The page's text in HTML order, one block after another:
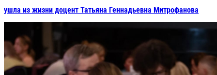
ушла из жизни доцент Татьяна Геннадьевна Митрофанова